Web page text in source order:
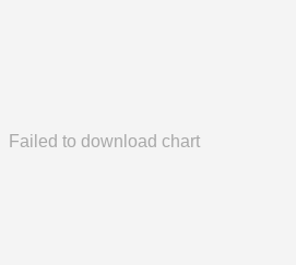
Failed to download chart